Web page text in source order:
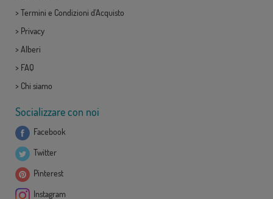
> Termini e Condizioni d'Acquisto
> Privacy
> Alberi
> FAQ
> Chi siamo
Socializzare con noi
Facebook
Twitter
Pinterest
Instagram